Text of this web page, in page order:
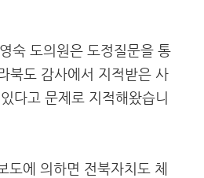
숙 도의원은 도정질문을 통
북도 감사에서 지적받은 사
다고 문제로 지적해왔습니
도에 의하면 전북자치도 체